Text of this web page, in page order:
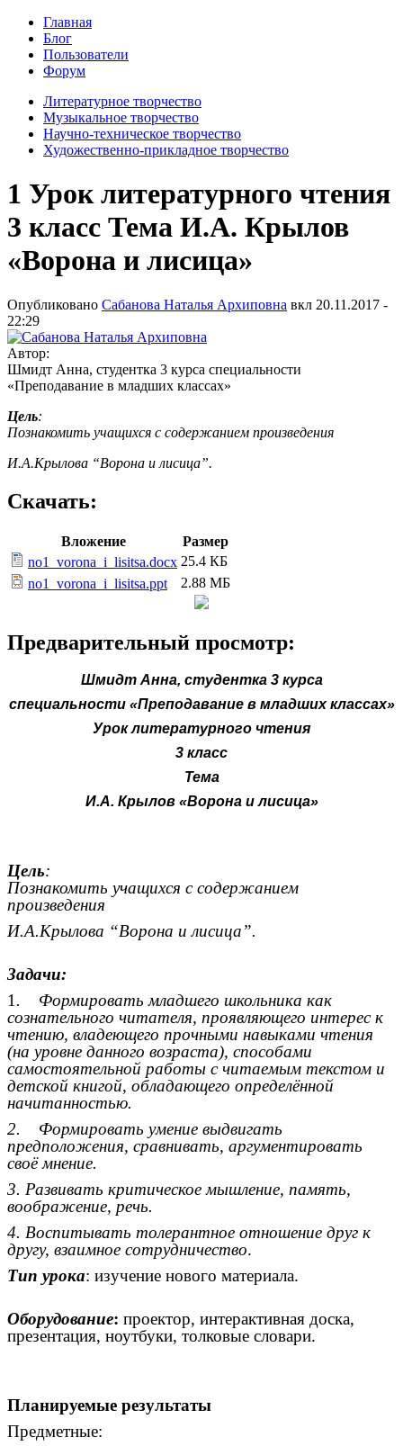
Главная
Блог
Пользователи
Форум
Литературное творчество
Музыкальное творчество
Научно-техническое творчество
Художественно-прикладное творчество
1 Урок литературного чтения
3 класс Тема И.А. Крылов
«Ворона и лисица»
Опубликовано Сабанова Наталья Архиповна вкл 20.11.2017 -
22:29
Автор:
Шмидт Анна, студентка 3 курса специальности
«Преподавание в младших классах»
Цель:
Познакомить учащихся с содержанием произведения
И.А.Крылова “Ворона и лисица”.
Скачать:
Вложение
Размер
no1_vorona_i_lisitsa.docx 25.4 КБ
no1_vorona_i_lisitsa.ppt
2.88 МБ
Предварительный просмотр:
Шмидт Анна, студентка 3 курса
специальности «Преподавание в младших классах»
Урок литературного чтения
3 класс
Тема
И.А. Крылов «Ворона и лисица»
Цель:
Познакомить учащихся с содержанием
произведения
И.А.Крылова “Ворона и лисица”.
Задачи:
1 . Формировать младшего школьника как
сознательного читателя, проявляющего интерес к
чтению, владеющего прочными навыками чтения
(на уровне данного возраста), способами
самостоятельной работы с читаемым текстом и
детской книгой, обладающего определённой
начитанностью.
2. Формировать умение выдвигать
предположения, сравнивать, аргументировать
своё мнение.
3. Развивать критическое мышление, память,
воображение, речь.
4. Воспитывать толерантное отношение друг к
другу, взаимное сотрудничество.
Тип урока: изучение нового материала.
Оборудование: проектор, интерактивная доска,
презентация, ноутбуки, толковые словари.
Планируемые результаты
Предметные: